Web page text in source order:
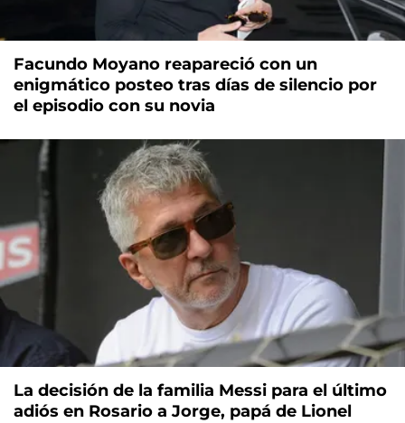
Facundo Moyano reapareció con un
enigmático posteo tras días de silencio por
el episodio con su novia
La decisión de la familia Messi para el último
adiós en Rosario a Jorge, papá de Lionel